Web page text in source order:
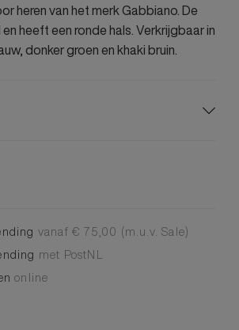
heren van het merk Gabbiano. De
heeft een ronde hals. Verkrijgbaar in
donker groen en khaki bruin.
vanaf € 75,00 (m.u.v. Sale)
met PostNL
online